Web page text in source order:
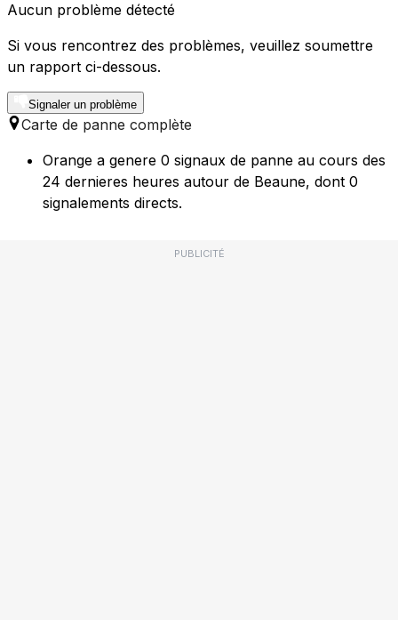
Aucun problème détecté
Si vous rencontrez des problèmes, veuillez soumettre
un rapport ci-dessous.
Signaler un problème
Carte de panne complète
Orange a genere 0 signaux de panne au cours des
24 dernieres heures autour de Beaune, dont 0
signalements directs.
PUBLICITÉ